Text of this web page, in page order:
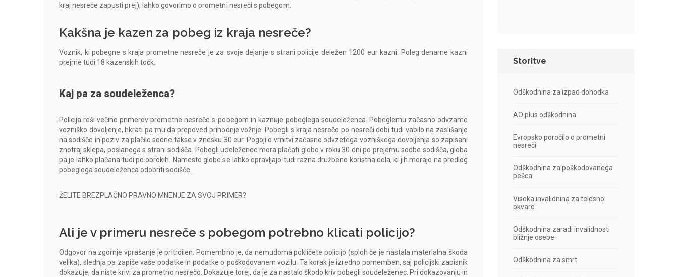
kraj nesreče zapusti prej), lahko govorimo o prometni nesreči s pobegom.
Kakšna je kazen za pobeg iz kraja nesreče?
Voznik, ki pobegne s kraja prometne nesreče je za svoje dejanje s strani policije deležen 1200 eur kazni. Poleg denarne kazni
prejme tudi 18 kazenskih točk.
Kaj pa za soudeleženca?
Policija reši večino primerov prometne nesreče s pobegom in kaznuje pobeglega soudeleženca. Pobeglemu začasno odvzame
vozniško dovoljenje, hkrati pa mu da prepoved prihodnje vožnje. Pobegli s kraja nesreče po nesreči dobi tudi vabilo na zaslišanje
na sodišče in poziv za plačilo sodne takse v znesku 30 eur. Pogoji o vrnitvi začasno odvzetega vozniškega dovoljenja so zapisani
znotraj sklepa, poslanega s strani sodišča. Pobegli udeleženec mora plačati globo v roku 30 dni po prejemu sodbe sodišča, globa
pa je lahko plačana tudi po obrokih. Namesto globe se lahko opravljajo tudi razna družbeno koristna dela, ki jih morajo na predlog
pobeglega soudeleženca odobriti sodišče.
ŽELITE BREZPLAČNO PRAVNO MNENJE ZA SVOJ PRIMER?
Ali je v primeru nesreče s pobegom potrebno klicati policijo?
Odgovor na zgornje vprašanje je pritrdilen. Pomembno je, da nemudoma pokličete policijo (sploh če je nastala materialna škoda
velika), slednja pa zapiše vaše podatke in podatke o poškodovanem vozilu. Ta korak je izredno pomemben, saj policijski zapisnik
dokazuje, da niste krivi za prometno nesrečo. Dokazuje torej, da je za nastalo škodo kriv pobegli soudeleženec. Pri dokazovanju in
Storitve
Odškodnina za izpad dohodka
AO plus odškodnina
Evropsko poročilo o prometni
nesreči
Odškodnina za poškodovanega
pešca
Visoka invalidnina za telesno
okvaro
Odškodnina zaradi invalidnosti
bližnje osebe
Odškodnina za smrt